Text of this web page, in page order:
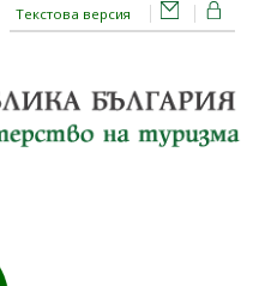
Текстова версия